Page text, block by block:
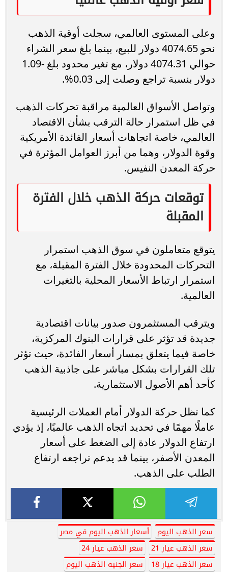
وعلى المستوى العالمي، سجلت أوقية الذهب
نحو 4074.65 دولار للبيع، بينما بلغ سعر الشراء
حوالي 4074.31 دولار، مع تغير محدود بلغ -1.09
دولار بنسبة تراجع وصلت إلى 0.03%.
وتواصل الأسواق العالمية مراقبة تحركات الذهب
في ظل استمرار حالة الترقب بشأن الاقتصاد
العالمي، خاصة اتجاهات أسعار الفائدة الأمريكية
وقوة الدولار، وهما من أبرز العوامل المؤثرة في
حركة المعدن النفيس.
توقعات حركة الذهب خلال الفترة
المقبلة
يتوقع متعاملون في سوق الذهب استمرار
التحركات المحدودة خلال الفترة المقبلة، مع
استمرار ارتباط الأسعار المحلية بالتغيرات
العالمية.
ويترقب المستثمرون صدور بيانات اقتصادية
جديدة قد تؤثر على قرارات البنوك المركزية،
خاصة فيما يتعلق بمسار أسعار الفائدة، حيث تؤثر
تلك القرارات بشكل مباشر على جاذبية الذهب
كأحد أهم الأصول الاستثمارية.
كما تظل حركة الدولار أمام العملات الرئيسية
عاملًا مهمًا في تحديد اتجاه الذهب عالميًا، إذ يؤدي
ارتفاع الدولار عادة إلى الضغط على أسعار
المعدن الأصفر، بينما قد يدعم تراجعه ارتفاع
الطلب على الذهب.
سعر الذهب اليوم
أسعار الذهب اليوم في مصر
سعر الذهب عيار 21
سعر الذهب عيار 24
سعر الذهب عيار 18
سعر الجنيه الذهب اليوم